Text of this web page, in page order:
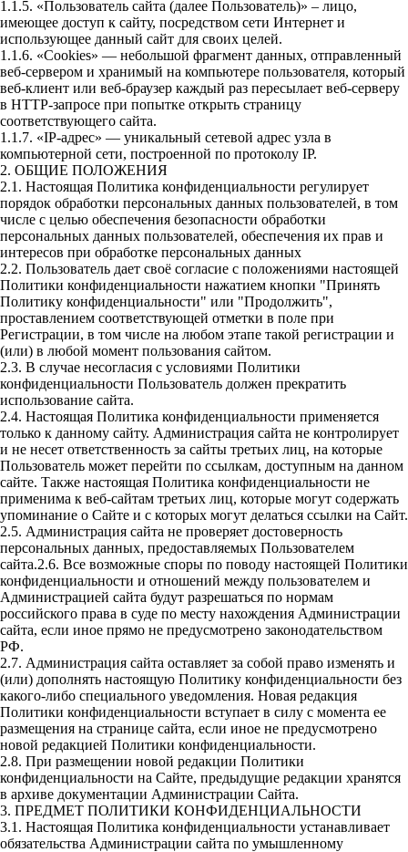
1.1.5. «Пользователь сайта (далее Пользователь)» – лицо,
имеющее доступ к сайту, посредством сети Интернет и
использующее данный сайт для своих целей.
1.1.6. «Cookies» — небольшой фрагмент данных, отправленный
веб-сервером и хранимый на компьютере пользователя, который
веб-клиент или веб-браузер каждый раз пересылает веб-серверу
в HTTP-запросе при попытке открыть страницу
соответствующего сайта.
1.1.7. «IP-адрес» — уникальный сетевой адрес узла в
компьютерной сети, построенной по протоколу IP.
2. ОБЩИЕ ПОЛОЖЕНИЯ
2.1. Настоящая Политика конфиденциальности регулирует
порядок обработки персональных данных пользователей, в том
числе с целью обеспечения безопасности обработки
персональных данных пользователей, обеспечения их прав и
интересов при обработке персональных данных
2.2. Пользователь дает своё согласие с положениями настоящей
Политики конфиденциальности нажатием кнопки "Принять
Политику конфиденциальности" или "Продолжить",
проставлением соответствующей отметки в поле при
Регистрации, в том числе на любом этапе такой регистрации и
(или) в любой момент пользования сайтом.
2.3. В случае несогласия с условиями Политики
конфиденциальности Пользователь должен прекратить
использование сайта.
2.4. Настоящая Политика конфиденциальности применяется
только к данному сайту. Администрация сайта не контролирует
и не несет ответственность за сайты третьих лиц, на которые
Пользователь может перейти по ссылкам, доступным на данном
сайте. Также настоящая Политика конфиденциальности не
применима к веб-сайтам третьих лиц, которые могут содержать
упоминание о Сайте и с которых могут делаться ссылки на Сайт.
2.5. Администрация сайта не проверяет достоверность
персональных данных, предоставляемых Пользователем
сайта.2.6. Все возможные споры по поводу настоящей Политики
конфиденциальности и отношений между пользователем и
Администрацией сайта будут разрешаться по нормам
российского права в суде по месту нахождения Администрации
сайта, если иное прямо не предусмотрено законодательством
РФ.
2.7. Администрация сайта оставляет за собой право изменять и
(или) дополнять настоящую Политику конфиденциальности без
какого-либо специального уведомления. Новая редакция
Политики конфиденциальности вступает в силу с момента ее
размещения на странице сайта, если иное не предусмотрено
новой редакцией Политики конфиденциальности.
2.8. При размещении новой редакции Политики
конфиденциальности на Сайте, предыдущие редакции хранятся
в архиве документации Администрации Сайта.
3. ПРЕДМЕТ ПОЛИТИКИ КОНФИДЕНЦИАЛЬНОСТИ
3.1. Настоящая Политика конфиденциальности устанавливает
обязательства Администрации сайта по умышленному